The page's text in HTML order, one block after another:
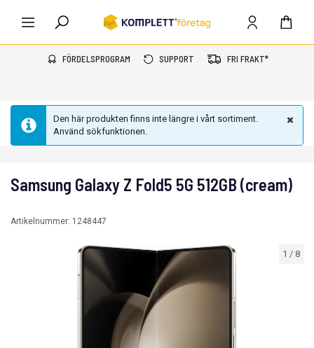
FÖRDELSPROGRAM SUPPORT FRI FRAKT*
Den här produkten finns inte längre i vårt sortiment.
Använd sökfunktionen.
1 / 8
Samsung Galaxy Z Fold5 5G 512GB (cream)
Artikelnummer: 1248447